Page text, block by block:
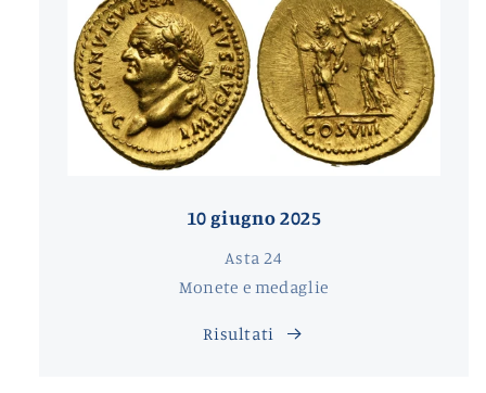
10 giugno 2025
Asta 24
Monete e medaglie
Risultati